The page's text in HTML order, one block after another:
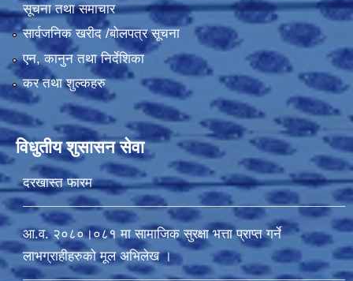
सूचना तथा समाचार
सार्वजनिक खरीद /बोलपत्र सूचना
एन, कानुन तथा निर्देशिका
कर तथा शुल्कहरु
विधुतीय शुसासन सेवा
दरखास्त फारम
आ.व. २०८०।०८१ मा सामाजिक सुरक्षा भत्ता प्राप्त गर्ने
लाभग्राहीहरुको मूल अभिलेख ।